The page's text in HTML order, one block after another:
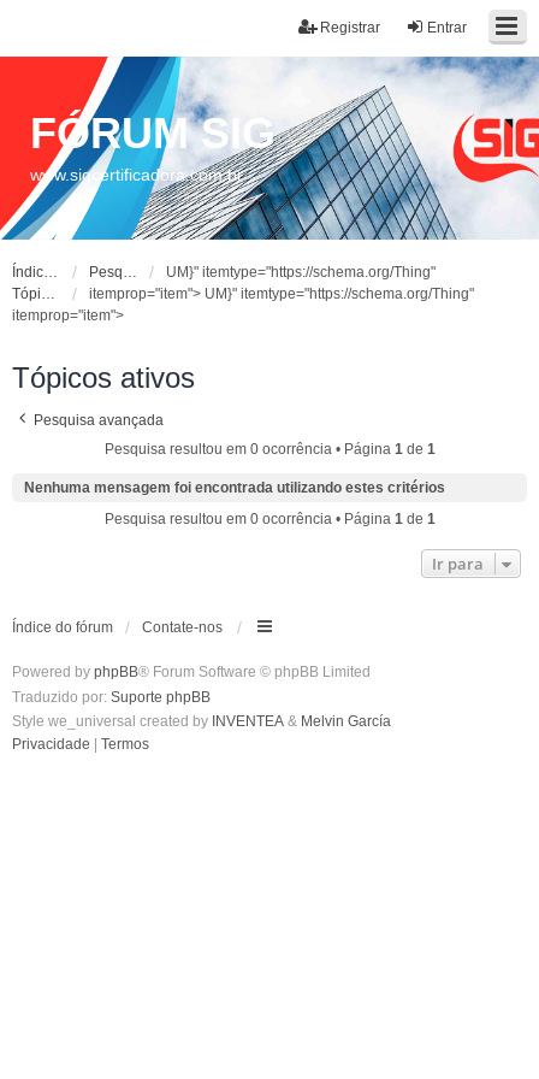
Entrar
Registrar
FÓRUM SIG
www.sigcertificadora.com.br
Índice do fórum Pesquisar
UM}" itemtype="https://schema.org/Thing"
itemprop="item">
Tópicos ativos
UM}" itemtype="https://schema.org/Thing"
itemprop="item">
Tópicos ativos
Pesquisa avançada
Pesquisa resultou em 0 ocorrência • Página 1de 1
Nenhuma mensagem foi encontrada utilizando estes critérios
Pesquisa resultou em 0 ocorrência • Página 1de 1
Ir para
Índice do fórum Contate-nos
Powered by phpBB® Forum Software © phpBB Limited
Traduzido por: Suporte phpBB
Style we_universal created by INVENTEA & Melvin García
Privacidade
Termos